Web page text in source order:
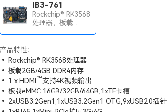
IB3-761
Rockchip® RK3568
处理器，板载
产品特性：
Rockchip® RK3568处理器
板载2GB/4GB DDR4内存
1 x HDMI ™支持4K视频输出
板载eMMC 16GB/32GB/64GB,1xTF卡槽
2xUSB3.2Gen1,1xUSB3.2Gen1 OTG,9xUSB2.0插针